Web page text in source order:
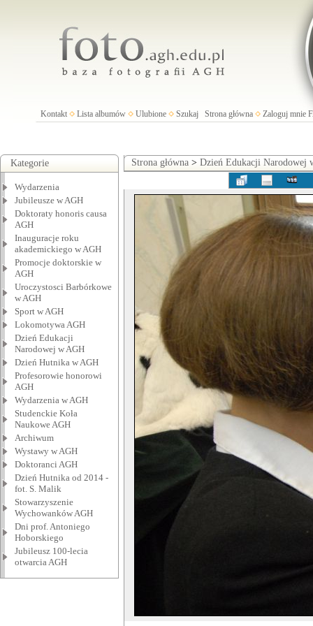
Kontakt Lista albumów Ulubione Szukaj Strona główna Zaloguj mnie
Kategorie
Wydarzenia
Jubileusze w AGH
Doktoraty honoris causa
AGH
Inauguracje roku
akademickiego w AGH
Promocje doktorskie w
AGH
Uroczystosci Barbórkowe
w AGH
Sport w AGH
Lokomotywa AGH
Dzień Edukacji
Narodowej w AGH
Dzień Hutnika w AGH
Profesorowie honorowi
AGH
Wydarzenia w AGH
Studenckie Koła
Naukowe AGH
Archiwum
Wystawy w AGH
Doktoranci AGH
Dzień Hutnika od 2014 -
fot. S. Malik
Stowarzyszenie
Wychowanków AGH
Dni prof. Antoniego
Hoborskiego
Jubileusz 100-lecia
otwarcia AGH
Strona główna > Dzień Edukacji Narodowej